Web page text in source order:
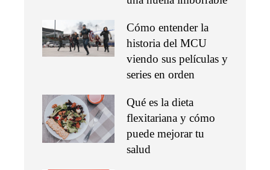
Cómo entender la
historia del MCU
viendo sus películas y
series en orden
Qué es la dieta
flexitariana y cómo
puede mejorar tu
salud